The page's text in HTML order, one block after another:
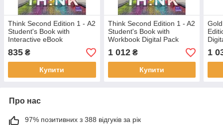
Think Second Edition 1 - А2
Student's Book with
Interactive eBook
(Підручник)
835 ₴
Купити
Think Second Edition 1 - A2
Student's Book with
Workbook Digital Pack
(Підручник з кодом)
1 012₴
Купити
1
Про нас
97% позитивних з 388 відгуків за рік